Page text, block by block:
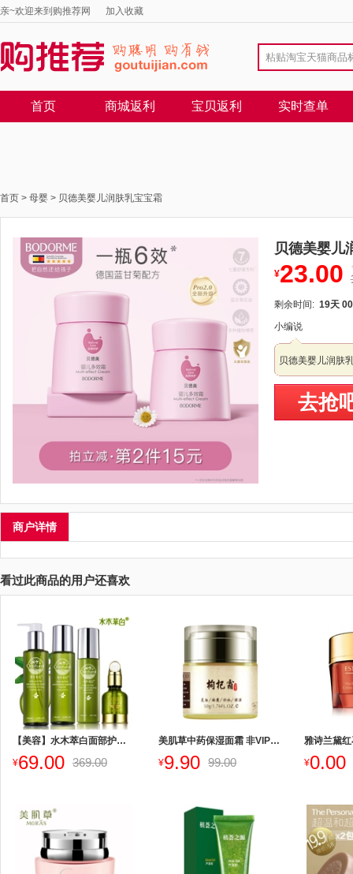
亲~欢迎来到购推荐网 加入收藏
首页 商城返利 宝贝返利 实时查单
首页 > 母婴 > 贝德美婴儿润肤乳宝宝霜
贝德美婴儿
¥23.00
剩余时间: 19天
小编说
贝德美婴儿润肤
去抢
商户详情
看过此商品的用户还喜欢
【美容】水木萃白面部护理套装
¥69.00 369.00
美肌草中药保湿面霜 非VIP联系客服改价
¥9.90 99.00 ¥0.00